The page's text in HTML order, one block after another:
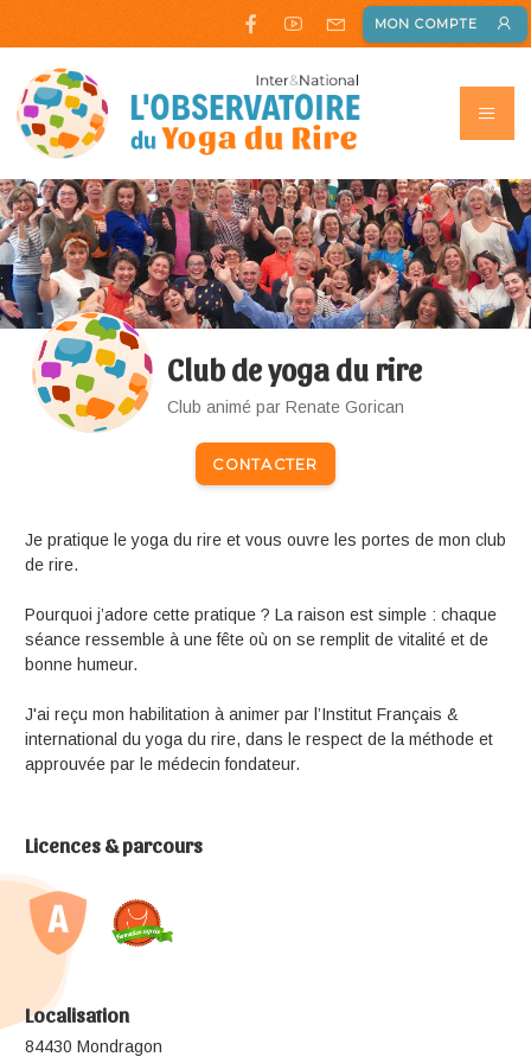
MON COMPTE
Club de yoga du rire
Club animé par Renate Gorican
CONTACTER
Je pratique le yoga du rire et vous ouvre les portes de mon club
de rire.
Pourquoi j’adore cette pratique ? La raison est simple : chaque
séance ressemble à une fête où on se remplit de vitalité et de
bonne humeur.
J'ai reçu mon habilitation à animer par l’Institut Français &
international du yoga du rire, dans le respect de la méthode et
approuvée par le médecin fondateur.
Licences & parcours
Localisation
84430 Mondragon